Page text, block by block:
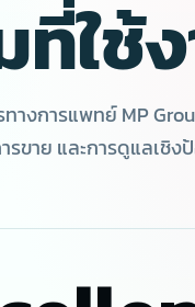
ใช้
างการแพทย์ MP
าย และการดูแลเชิง